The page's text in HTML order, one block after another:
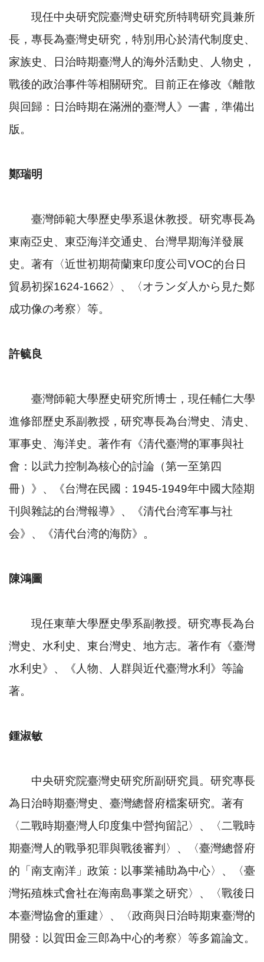
現任中央研究院臺灣史研究所特聘研究員兼所
長，專長為臺灣史研究，特別用心於清代制度史、
家族史、日治時期臺灣人的海外活動史、人物史，
戰後的政治事件等相關研究。目前正在修改《離散
與回歸：日治時期在滿洲的臺灣人》一書，準備出
版。
鄭瑞明
臺灣師範大學歷史學系退休教授。研究專長為
東南亞史、東亞海洋交通史、台灣早期海洋發展
史。著有〈近世初期荷蘭東印度公司VOC的台日
貿易初探1624-1662〉、〈オランダ人から見た鄭
成功像の考察〉等。
許毓良
臺灣師範大學歷史研究所博士，現任輔仁大學
進修部歷史系副教授，研究專長為台灣史、清史、
軍事史、海洋史。著作有《清代臺灣的軍事與社
會：以武力控制為核心的討論（第一至第四
冊）》、《台灣在民國：1945-1949年中國大陸期
刊與雜誌的台灣報導》、《清代台湾军事与社
会》、《清代台湾的海防》。
陳鴻圖
現任東華大學歷史學系副教授。研究專長為台
灣史、水利史、東台灣史、地方志。著作有《臺灣
水利史》、《人物、人群與近代臺灣水利》等論
著。
鍾淑敏
中央研究院臺灣史研究所副研究員。研究專長
為日治時期臺灣史、臺灣總督府檔案研究。著有
〈二戰時期臺灣人印度集中營拘留記〉、〈二戰時
期臺灣人的戰爭犯罪與戰後審判〉、〈臺灣總督府
的「南支南洋」政策：以事業補助為中心〉、〈臺
灣拓殖株式會社在海南島事業之研究〉、〈戰後日
本臺灣協會的重建〉、〈政商與日治時期東臺灣的
開發：以賀田金三郎為中心的考察〉等多篇論文。